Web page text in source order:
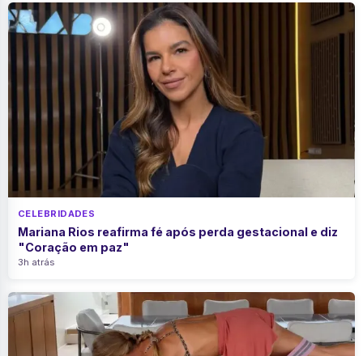
CELEBRIDADES
Mariana Rios reafirma fé após perda gestacional e diz
"Coração em paz"
3h atrás